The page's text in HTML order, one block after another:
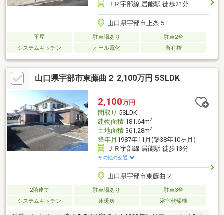
ＪＲ宇部線 居能駅 徒歩21分
山口県宇部市上条５
平屋 駐車場あり
駐車2台
システムキッチン
オール電化 所有権
山口県宇部市東藤曲２ 2,100万円 5SLDK
2,100万円
間取り 5SLDK
建物面積181.64m2
土地面積361.28m2
築年月 1987年11月(築38年10ヶ月)
ＪＲ宇部線 居能駅 徒歩13分
その他の交通
山口県宇部市東藤曲２
2階建て 駐車場あり
駐車3台
システムキッチン
床暖房 浴室乾燥機